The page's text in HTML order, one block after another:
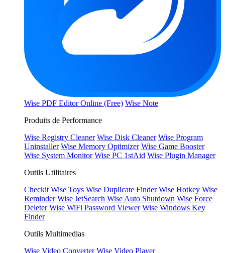
Wise PDF Editor Online (Free) Wise Note
Produits de Performance
Wise Registry Cleaner Wise Disk Cleaner Wise Program
Uninstaller Wise Memory Optimizer Wise Game Booster
Wise System Monitor Wise PC 1stAid Wise Plugin Manager
Outils Utilitaires
Checkit Wise Toys Wise Duplicate Finder Wise Hotkey Wise
Reminder Wise JetSearch Wise Auto Shutdown Wise Force
Deleter Wise WiFi Password Viewer Wise Windows Key
Finder
Outils Multimedias
Wise Video Converter Wise Video Player